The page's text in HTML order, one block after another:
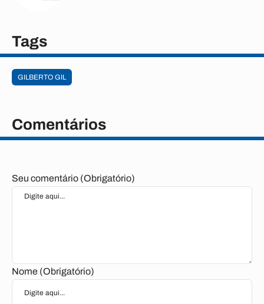
Tags
GILBERTO GIL
Comentários
Seu comentário (Obrigatório)
Nome (Obrigatório)